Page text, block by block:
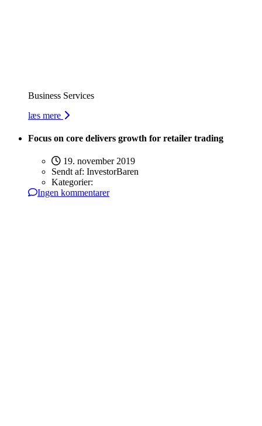
Business Services
læs mere
Focus on core delivers growth for retailer trading
19. november 2019
Sendt af: InvestorBaren
Kategorier:
Ingen kommentarer